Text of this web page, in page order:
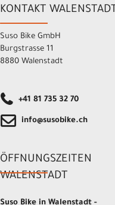
KONTAKT WALENSTADT
Suso Bike GmbH
Burgstrasse 11
8880 Walenstadt
+41 81 735 32 70
info@susobike.ch
ÖFFNUNGSZEITEN
WALENSTADT
Suso Bike in Walenstadt -